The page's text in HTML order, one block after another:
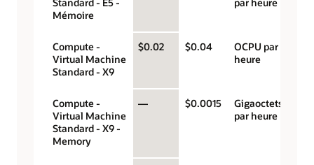
Mémoire
Compute -
Virtual Machine
Standard - X9
$0.02 $0.04
OCPU par
heure
Compute -
Virtual Machine
Standard - X9 -
Memory
— $0.0015
Gigaoctets
par heure